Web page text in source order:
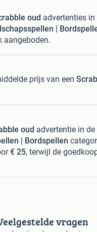
oud advertenties in
|
aangeboden.
prijs van een
oud advertentie in de
| Bordspellen
€ 25, terwijl de
vragen